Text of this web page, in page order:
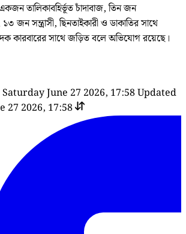
তালিকাবহির্ভূত চাঁদাবাজ, তিন জন
১৩ জন সন্ত্রাসী, ছিনতাইকারী ও ডাকাতির সাথে
কারবারের সাথে জড়িত বলে অভিযোগ রয়েছে।
June 27 2026, 17:58Updated
27 2026, 17:58